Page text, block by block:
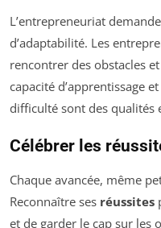
L’entrepreneuriat
d’adaptabilité. Les
rencontrer des obstacles
capacité d’apprentissage
difficulté sont des qualités
Célébrer les
Chaque avancée, même
Reconnaître ses réussites
et de garder le cap sur les